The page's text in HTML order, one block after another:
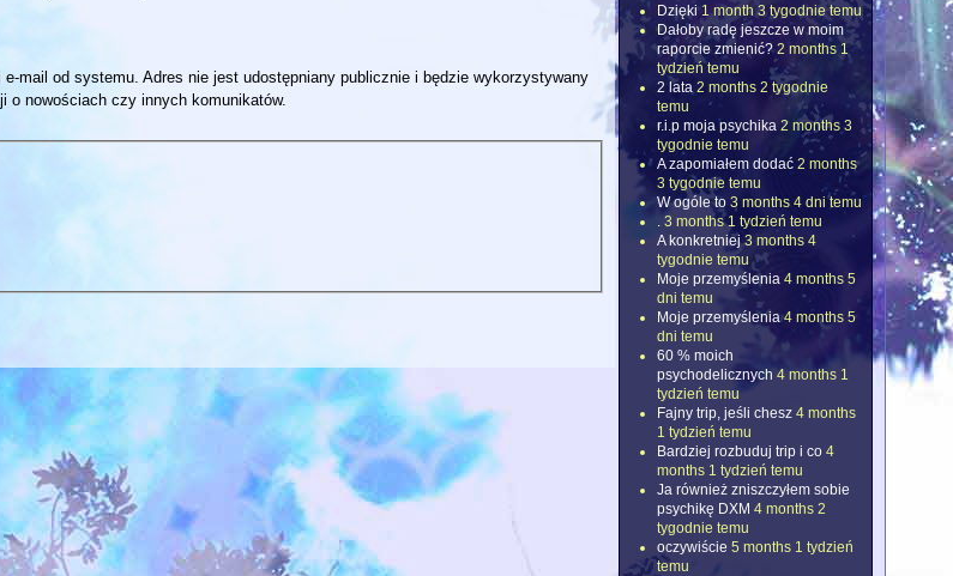
mail od systemu. Adres nie jest udostępniany publicznie i będzie wykorzystywany
o nowościach czy innych komunikatów.
Dzięki 1 month 3 tygodnie temu
Dałoby radę jeszcze w moim
raporcie zmienić? 2 months 1
tydzień temu
2 lata 2 months 2 tygodnie
temu
r.i.p moja psychika 2 months 3
tygodnie temu
A zapomiałem dodać 2 months
3 tygodnie temu
W ogóle to 3 months 4 dni temu
3 months 1 tydzień temu
A konkretniej 3 months 4
tygodnie temu
Moje przemyślenia 4 months 5
dni temu
Moje przemyślenia 4 months 5
dni temu
60 % moich
psychodelicznych 4 months 1
tydzień temu
Fajny trip, jeśli chesz 4 months
1 tydzień temu
Bardziej rozbuduj trip i co 4
months 1 tydzień temu
Ja również zniszczyłem sobie
psychikę DXM 4 months 2
tygodnie temu
oczywiście 5 months 1 tydzień
temu